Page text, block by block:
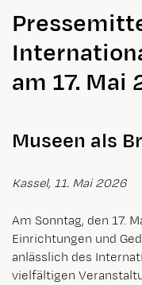
am 17. Mai
Museen als
Kassel, 11. Mai 2026
Am Sonntag, den 17.
Einrichtungen und
anlässlich des
vielfältigen